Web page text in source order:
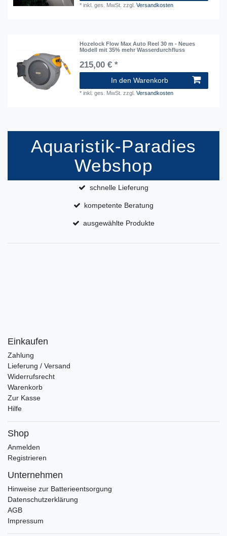
*inkl. ges. MwSt. zzgl.Versandkosten
Hozelock Flow Max Auto Reel 30 m - Neues
Modell mit 35% mehr Wasserdurchfluss
215,00 € *
In den Warenkorb
*inkl. ges. MwSt. zzgl.Versandkosten
Aquaristik-Paradies
Webshop
schnelle Lieferung
kompetente Beratung
ausgewählte Produkte
Einkaufen
Zahlung
Lieferung / Versand
Widerrufsrecht
Warenkorb
Zur Kasse
Hilfe
Shop
Anmelden
Registrieren
Unternehmen
Hinweise zur Batterieentsorgung
Datenschutzerklärung
AGB
Impressum